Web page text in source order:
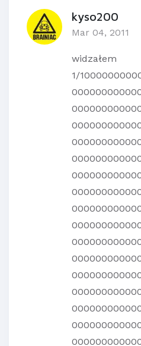
kyso200
Mar 04, 2011
widzałem
1/